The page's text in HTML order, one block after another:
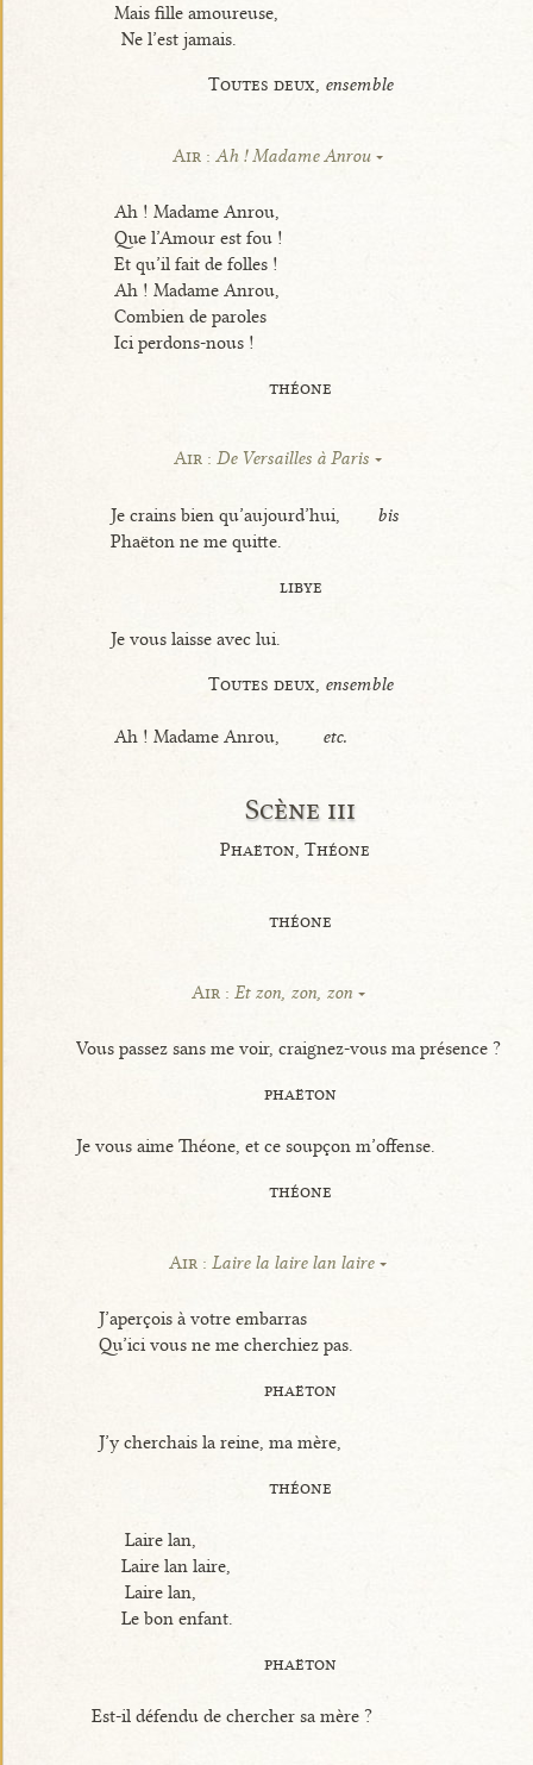
Mais fille amoureuse,
Ne l’est jamais.
Toutes deux, ensemble
Air : Ah ! Madame Anrou
Ah ! Madame Anrou,
Que l’Amour est fou !
Et qu’il fait de folles !
Ah ! Madame Anrou,
Combien de paroles
Ici perdons-nous !
théone
Air :De Versailles à Paris
Je crains bien qu’aujourd’hui,
bis
Phaëton ne me quitte.
libye
Je vous laisse avec lui.
Toutes deux, ensemble
Ah ! Madame Anrou, etc.
Scène iii
Phaëton, Théone
théone
Air : Et zon, zon, zon
Vous passez sans me voir, craignez-vous ma présence ?
phaëton
Je vous aime Théone, et ce soupçon m’offense.
théone
Air :Laire la laire lan laire
J’aperçois à votre embarras
Qu’ici vous ne me cherchiez pas.
phaëton
J’y cherchais la reine, ma mère,
théone
Laire lan,
Laire lan laire,
Laire lan,
Le bon enfant.
phaëton
Est-il défendu de chercher sa mère ?